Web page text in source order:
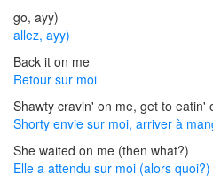
go, ayy)
allez, ayy)
Back it on me
Retour sur moi
Shawty cravin' on me, get to eatin'
Shorty envie sur moi, arriver à
She waited on me (then what?)
Elle a attendu sur moi (alors quoi?)